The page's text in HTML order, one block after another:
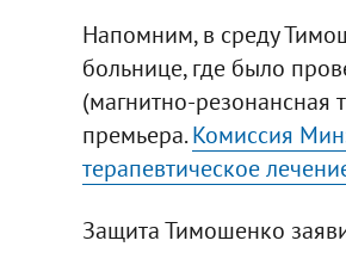
Напомним, в среду
больнице, где было
(магнитно-резонансная
премьера.Комиссия
терапевтическое
Защита Тимошенко